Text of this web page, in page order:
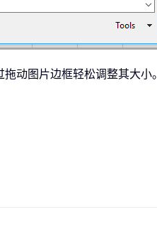
动图片边框轻松调整其大小。